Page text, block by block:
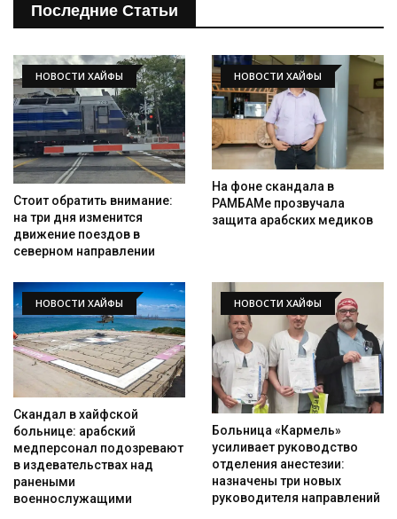
Последние Статьи
НОВОСТИ ХАЙФЫ
Стоит обратить внимание:
на три дня изменится
движение поездов в
северном направлении
НОВОСТИ ХАЙФЫ
На фоне скандала в
РАМБАМе прозвучала
защита арабских медиков
НОВОСТИ ХАЙФЫ
Скандал в хайфской
больнице: арабский
медперсонал подозревают
в издевательствах над
ранеными
военнослужащими
НОВОСТИ ХАЙФЫ
Больница «Кармель»
усиливает руководство
отделения анестезии:
назначены три новых
руководителя направлений